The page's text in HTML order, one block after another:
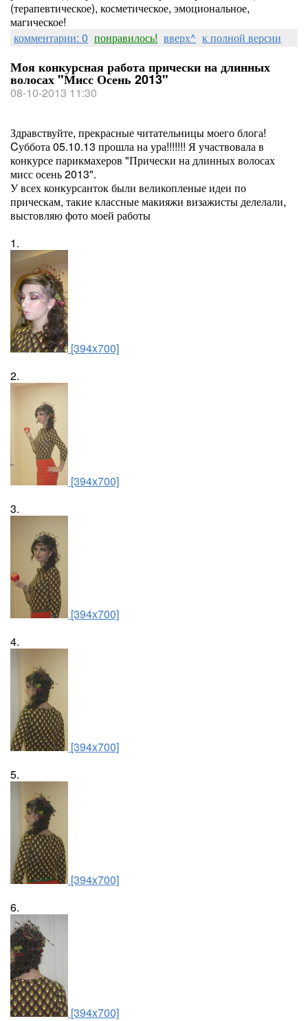
(терапевтическое), косметическое, эмоциональное,
магическое!
комментарии: 0 понравилось! вверх^ к полной версии
Моя конкурсная работа прически на длинных
волосах "Мисс Осень 2013"
08-10-2013 11:30
Здравствуйте, прекрасные читательницы моего блога!
Cуббота 05.10.13 прошла на ура!!!!!!! Я участвовала в
конкурсе парикмахеров "Прически на длинных волосах
мисс осень 2013".
У всех конкурсанток были великопленые идеи по
прическам, такие классные макияжи визажисты делелали,
выстовляю фото моей работы
1.
[394x700]
2.
[394x700]
3.
[394x700]
4.
[394x700]
5.
[394x700]
6.
[394x700]